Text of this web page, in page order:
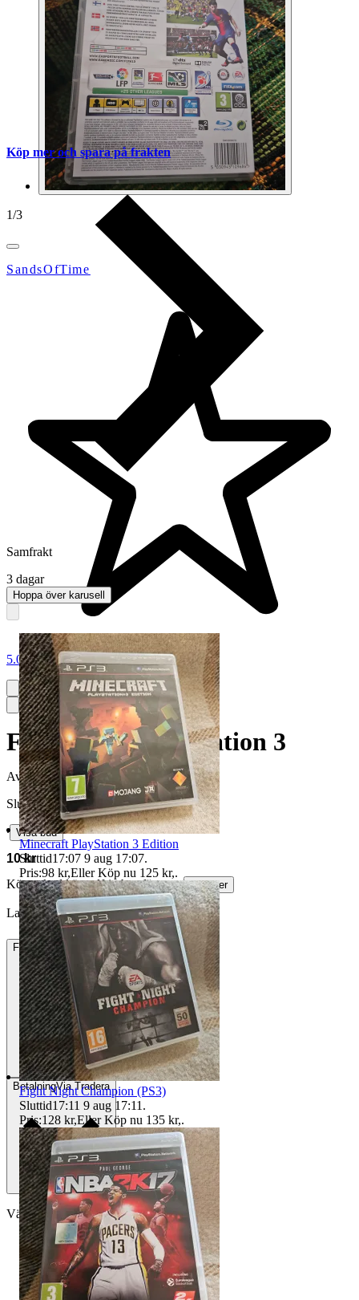
1/3
SandsOfTime
5.0
FIFA 13 till PlayStation 3
Avslutad 29 maj 20:30
Slutpris
∙ Visa bud
10 kr
Köparskydd är valfritt hos företag. Läs mer
Labgrawndiamond vann auktionen
Frakt55 kr Annat fraktsätt
BetalningVia Tradera
Välj till köparskydd
Köp mer och spara på frakten
Samfrakt
3 dagar
Hoppa över karusell
Minecraft PlayStation 3 Edition
Sluttid17:07 9 aug 17:07.
Pris:98 kr,Eller Köp nu 125 kr,.
Fight Night Champion (PS3)
Sluttid17:11 9 aug 17:11 .
Pris:128 kr,Eller Köp nu 135 kr,.